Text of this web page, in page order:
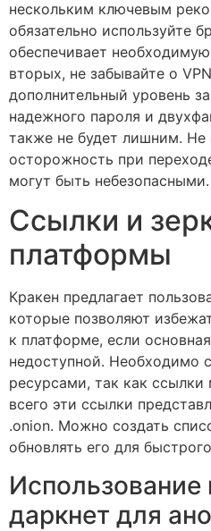
нескольким ключевым
обязательно используйте
обеспечивает
вторых, не забывайте о
дополнительный уровень
надежного пароля и
также не будет лишним. Не
осторожность при
могут быть небезопасными.
Ссылки и
платформы
Кракен предлагает
которые позволяют
к платформе, если
недоступной. Необходимо
ресурсами, так как
всего эти ссылки
.onion. Можно создать
обновлять его для
Использование
даркнет для